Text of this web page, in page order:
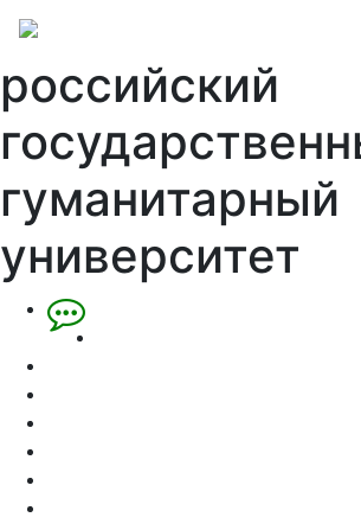
российский
гуманитарный
университет